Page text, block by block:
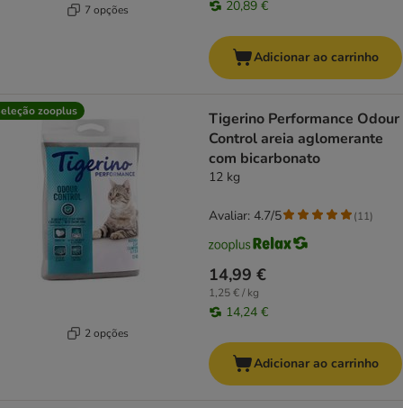
7 opções 20,89 €
Adicionar ao carrinho
zooplus
2 opções
Tigerino Performance Odour
Control areia aglomerante
com bicarbonato
12 kg
14,99 €
1,25 € / kg
14,24 €
Avaliar: 4.7/5 (11)
Adicionar ao carrinho